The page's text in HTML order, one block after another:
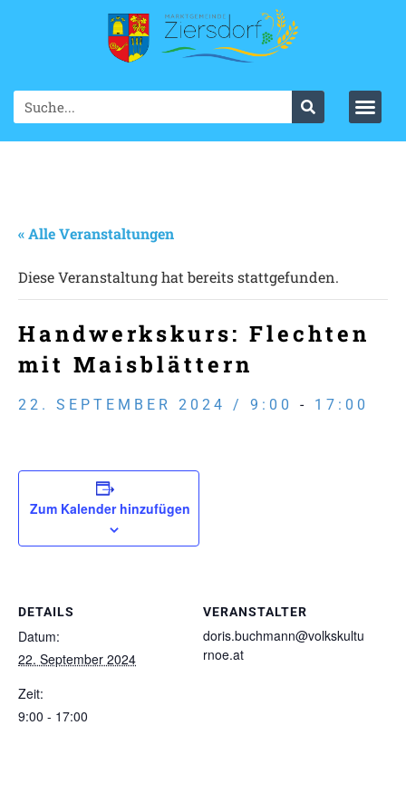
« Alle Veranstaltungen
Diese Veranstaltung hat bereits stattgefunden.
Handwerkskurs: Flechten
mit Maisblättern
22. SEPTEMBER 2024 / 9:00 - 17:00
Zum Kalender hinzufügen
DETAILS
Datum:
22. September 2024
Zeit:
9:00 - 17:00
VERANSTALTER
doris.buchmann@volkskultu
rnoe.at